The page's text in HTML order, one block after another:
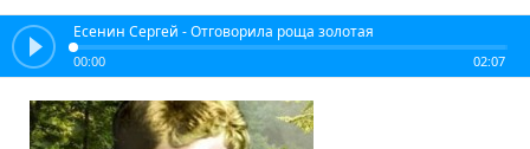
Есенин Сергей - Отговорила роща золотая
00:00 02:07